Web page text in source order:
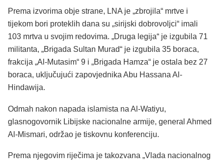
Prema izvorima obje strane, LNA je „zbrojila“ mrtve i
tijekom bori proteklih dana su „sirijski dobrovoljci“ imali
103 mrtva u svojim redovima. „Druga legija“ je izgubila 71
militanta, „Brigada Sultan Murad“ je izgubila 35 boraca,
frakcija „Al-Mutasim“ 9 i „Brigada Hamza“ je ostala bez 27
boraca, uključujući zapovjednika Abu Hassana Al-
Hindawija.
Odmah nakon napada islamista na Al-Watiyu,
glasnogovornik Libijske nacionalne armije, general Ahmed
Al-Mismari, održao je tiskovnu konferenciju.
Prema njegovim riječima je takozvana „Vlada nacionalnog